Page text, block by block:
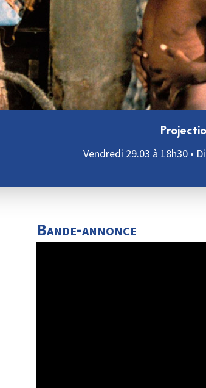
Vendredi 29.03 à 18h30 •
Bande-annonce